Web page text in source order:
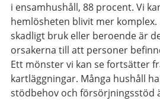
i ensamhushåll, 88 procent. Vi
hemlösheten blivit mer komplex.
skadligt bruk eller beroende är
orsakerna till att personer
Ett mönster vi kan se fortsätter
kartläggningar. Många hushåll
stödbehov och försörjningsstöd